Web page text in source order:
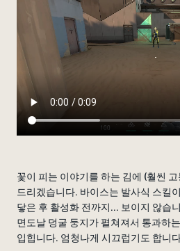
꽃이 피는 이야기를 하는 김에 (훨씬
드리겠습니다. 바이스는 발사식 스킬
닿은 후 활성화 전까지... 보이지 않습
면도날 덩굴 둥지가 펼쳐져서 통과하
입힙니다. 엄청나게 시끄럽기도 합니